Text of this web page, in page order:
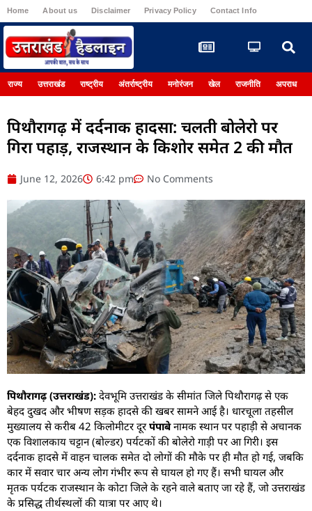
Home About us Disclaimer Privacy Policy Contact Info
राज्य उत्तराखंड राष्ट्रीय अंतर्राष्ट्रीय मनोरंजन खेल राजनीति अपराध
पिथौरागढ़ में दर्दनाक हादसा: चलती बोलेरो पर
गिरा पहाड़, राजस्थान के किशोर समेत 2 की मौत
June 12, 2026 6:42 pm No Comments
पिथौरागढ़ (उत्तराखंड): देवभूमि उत्तराखंड के सीमांत जिले पिथौरागढ़ से एक
बेहद दुखद और भीषण सड़क हादसे की खबर सामने आई है। धारचूला तहसील
मुख्यालय से करीब 42 किलोमीटर दूरपंपाबेनामक स्थान पर पहाड़ी से अचानक
एक विशालकाय चट्टान (बोल्डर) पर्यटकों की बोलेरो गाड़ी पर आ गिरी। इस
दर्दनाक हादसे में वाहन चालक समेत दो लोगों की मौके पर ही मौत हो गई, जबकि
कार में सवार चार अन्य लोग गंभीर रूप से घायल हो गए हैं। सभी घायल और
मृतक पर्यटक राजस्थान के कोटा जिले के रहने वाले बताए जा रहे हैं, जो उत्तराखंड
के प्रसिद्ध तीर्थस्थलों की यात्रा पर आए थे।